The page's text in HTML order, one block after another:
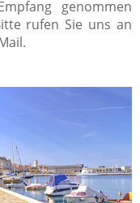
genommen
rufen Sie uns an